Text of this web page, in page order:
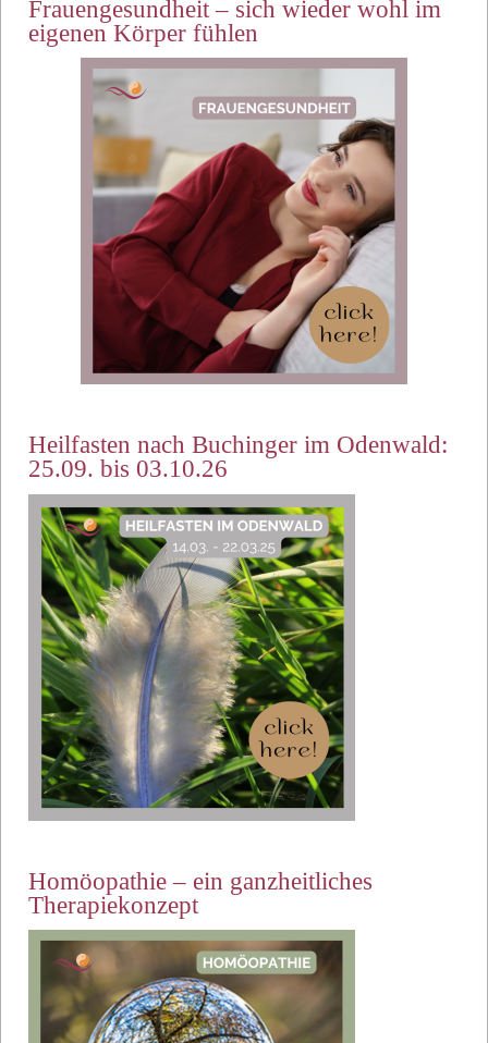
Frauengesundheit – sich wieder wohl im
eigenen Körper fühlen
Heilfasten nach Buchinger im Odenwald:
25.09. bis 03.10.26
Homöopathie – ein ganzheitliches
Therapiekonzept